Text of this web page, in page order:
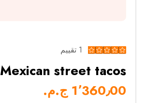
1 تقييم
Mexican street tacos
1٬360٫00 ج.م.‏